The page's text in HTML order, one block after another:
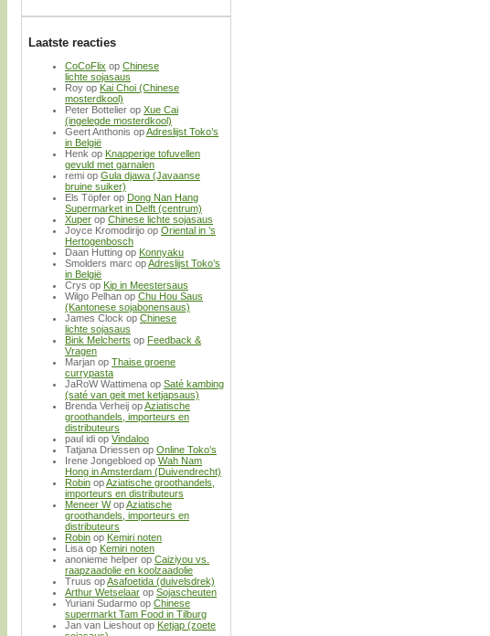
Laatste reacties
CoCoFlix op Chinese
lichte sojasaus
Roy op Kai Choi (Chinese
mosterdkool)
Peter Bottelier op Xue Cai
(ingelegde mosterdkool)
Geert Anthonis opAdreslijst Toko’s
in België
Henk op Knapperige tofuvellen
gevuld met garnalen
remi op Gula djawa (Javaanse
bruine suiker)
Els Töpfer op Dong Nan Hang
Supermarket in Delft (centrum)
Xuper op Chinese lichte sojasaus
Joyce Kromodirijo op Oriental in ’s
Hertogenbosch
Daan Hutting op Konnyaku
Smolders marc opAdreslijst Toko’s
in België
Crys op Kip in Meestersaus
Wilgo Pelhan op Chu Hou Saus
(Kantonese sojabonensaus)
James Clock op Chinese
lichte sojasaus
Bink Melcherts op Feedback &
Vragen
Marjan op Thaise groene
currypasta
JaRoW Wattimena op Saté kambing
(saté van geit met ketjapsaus)
Brenda Verheij opAziatische
groothandels, importeurs en
distributeurs
paul idi op Vindaloo
Tatjana Driessen op Online Toko’s
Irene Jongebloed op Wah Nam
Hong in Amsterdam (Duivendrecht)
Robin opAziatische groothandels,
importeurs en distributeurs
Meneer WopAziatische
groothandels, importeurs en
distributeurs
Robin op Kemiri noten
Lisa op Kemiri noten
anonieme helper op Caiziyou vs.
raapzaadolie en koolzaadolie
Truus opAsafoetida (duivelsdrek)
Arthur Wetselaar op Sojascheuten
Yuriani Sudarmo op Chinese
supermarkt Tam Food in Tilburg
Jan van Lieshout op Ketjap (zoete